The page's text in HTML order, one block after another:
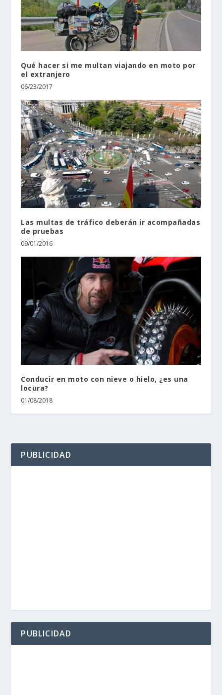
Qué hacer si me multan viajando en moto por
el extranjero
06/23/2017
Las multas de tráfico deberán ir acompañadas
de pruebas
09/01/2016
Conducir en moto con nieve o hielo, ¿es una
locura?
01/08/2018
PUBLICIDAD
PUBLICIDAD